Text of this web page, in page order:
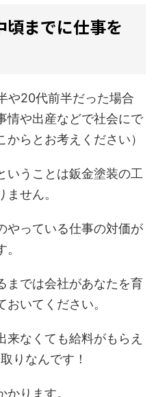
までに仕事を
や20代前半だった場合
情や出産などで社会にで
らとお考えください）
いうことは鈑金塗装の工
せん。
やっている仕事の対価が
までは会社があなたを育
いてください。
なくても給料がもらえ
りなんです！
ります。